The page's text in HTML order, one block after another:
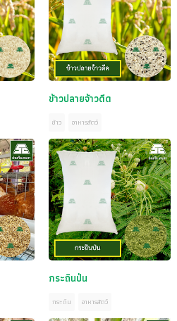
ข้าวปลายจ้าวดีด
ข้าว อาหารสัตว์
กระถินป่น
กระถิน อาหารสัตว์